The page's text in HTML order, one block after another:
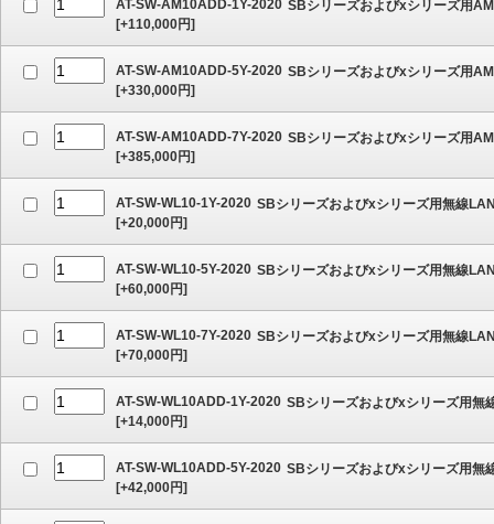
AT-SW-AM10ADD-1Y-2020 SBシリーズおよびxシリーズ用
[+110,000円]
AT-SW-AM10ADD-5Y-2020 SBシリーズおよびxシリーズ用
[+330,000円]
AT-SW-AM10ADD-7Y-2020 SBシリーズおよびxシリーズ用
[+385,000円]
AT-SW-WL10-1Y-2020 SBシリーズおよびxシリーズ用無線
[+20,000円]
AT-SW-WL10-5Y-2020 SBシリーズおよびxシリーズ用無線
[+60,000円]
AT-SW-WL10-7Y-2020 SBシリーズおよびxシリーズ用無線
[+70,000円]
AT-SW-WL10ADD-1Y-2020 SBシリーズおよびxシリーズ用無
[+14,000円]
AT-SW-WL10ADD-5Y-2020 SBシリーズおよびxシリーズ用無
[+42,000円]